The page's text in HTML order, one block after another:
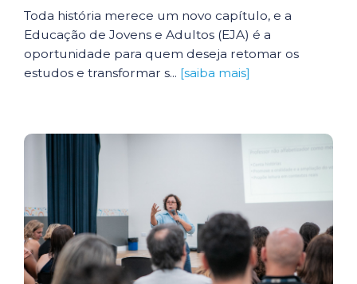
Toda história merece um novo capítulo, e a
Educação de Jovens e Adultos (EJA) é a
oportunidade para quem deseja retomar os
estudos e transformar s... [saiba mais]